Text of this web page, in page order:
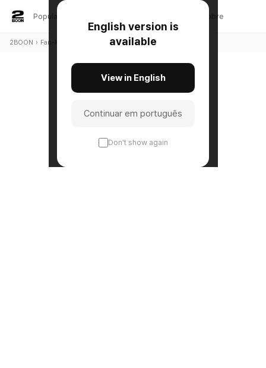
Popular Sobre
2BOON › Fan-Made
English version is
available
View in English
Continuar em português
Don't show again